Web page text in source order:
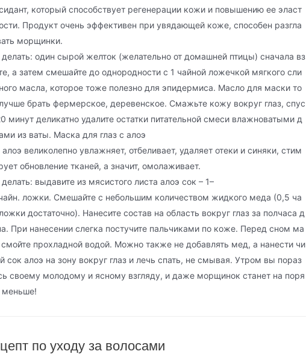
который способствует регенерации кожи и повышению ее эласт
Продукт очень эффективен при увядающей коже, способен разгла
морщинки.
делать: один сырой желток (желательно от домашней птицы) сначала вз
а затем смешайте до однородности с 1 чайной ложечкой мягкого сли
масла, которое тоже полезно для эпидермиса. Масло для маски то
брать фермерское, деревенское. Смажьте кожу вокруг глаз, спус
минут деликатно удалите остатки питательной смеси влажноватыми д
из ваты. Маска для глаз с алоэ
великолепно увлажняет, отбеливает, удаляет отеки и синяки, стим
обновление тканей, а значит, омолаживает.
выдавите из мясистого листа алоэ сок – 1–
ложки. Смешайте с небольшим количеством жидкого меда (0,5 ча
достаточно). Нанесите состав на область вокруг глаз за полчаса д
При нанесении слегка постучите пальчиками по коже. Перед сном ма
прохладной водой. Можно также не добавлять мед, а нанести чи
сок алоэ на зону вокруг глаз и лечь спать, не смывая. Утром вы пораз
своему молодому и ясному взгляду, и даже морщинок станет на поря
меньше!
по уходу за волосами